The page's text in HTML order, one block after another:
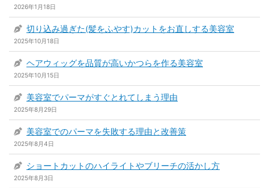
2026年1月18日
切り込み過ぎた(髪をふやす)カットをお直しする美容室
2025年10月18日
ヘアウィッグを品質が高いかつらを作る美容室
2025年10月15日
美容室でパーマがすぐとれてしまう理由
2025年8月29日
美容室でのパーマを失敗する理由と改善策
2025年8月4日
ショートカットのハイライトやブリーチの活かし方
2025年8月3日